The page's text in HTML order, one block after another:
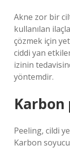
Akne zor bir
kullanılan
çözmek için
ciddi yan
izinin
yöntemdir.
Karbon
Peeling, cildi
Karbon